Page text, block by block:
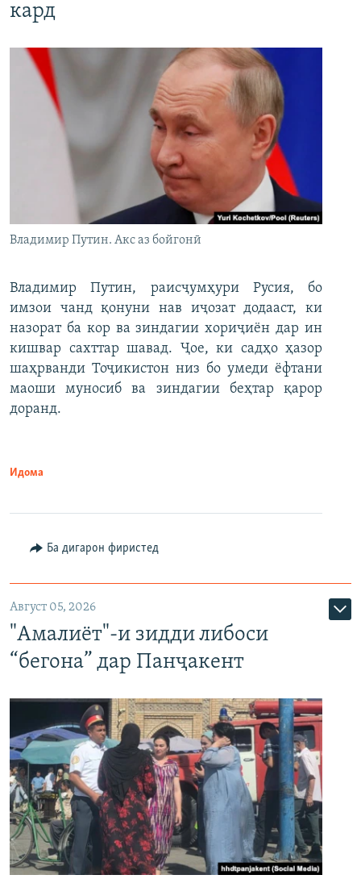
кард
Владимир Путин. Акс аз бойгонӣ
Владимир Путин, раисҷумҳури Русия, бо
имзои чанд қонуни нав иҷозат додааст, ки
назорат ба кор ва зиндагии хориҷиён дар ин
кишвар сахттар шавад. Ҷое, ки садҳо ҳазор
шаҳрванди Тоҷикистон низ бо умеди ёфтани
маоши муносиб ва зиндагии беҳтар қарор
доранд.
Идома
Ба дигарон фиристед
Август 05, 2026
"Амалиёт"-и зидди либоси
“бегона” дар Панҷакент